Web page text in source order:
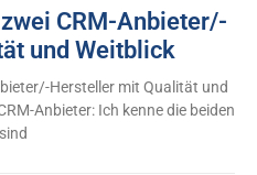
zwei CRM-Anbieter/-
und Weitblick
Hersteller mit Qualität und
Anbieter: Ich kenne die beiden